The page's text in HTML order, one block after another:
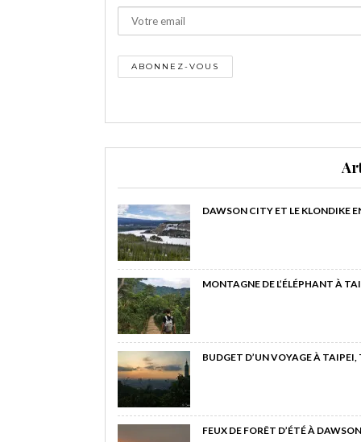
DAWSON CITY ET LE KLONDIKE
MONTAGNE DE L’ÉLÉPHANT À
BUDGET D’UN VOYAGE À
FEUX DE FORÊT D’ÉTÉ À